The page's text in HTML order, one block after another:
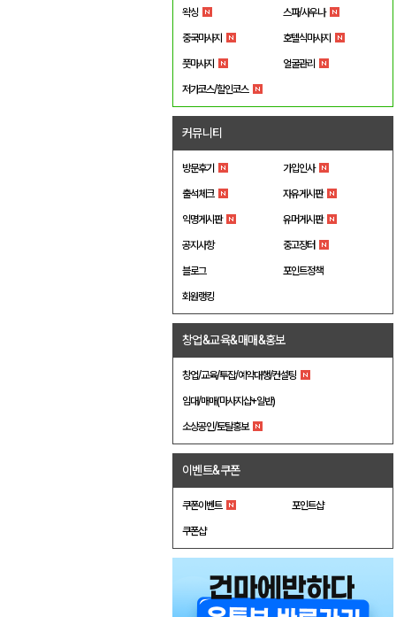
왁싱 스파/사우나
중국마사지 호텔식마사지
풋마사지 얼굴관리
저가코스/할인코스
커뮤니티
방문후기 가입인사
출석체크 자유게시판
익명게시판 유머게시판
공지사항 중고장터
블로그 포인트정책
회원랭킹
창업&교육&매매&홍보
창업/교육/투잡/예약대행/컨설팅
임대/매매(마사지샵+일반)
소상공인/토탈홍보
이벤트&쿠폰
쿠폰이벤트 포인트샵
쿠폰샵